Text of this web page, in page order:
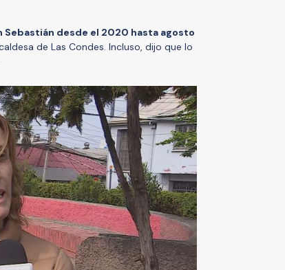
Sebastián desde el 2020 hasta agosto
de Las Condes. Incluso, dijo que lo